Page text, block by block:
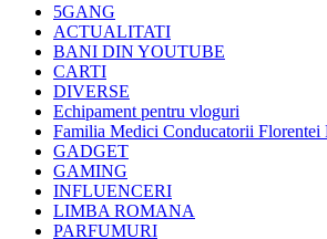
5GANG
ACTUALITATI
BANI DIN YOUTUBE
CARTI
DIVERSE
Echipament pentru vloguri
Familia Medici Conducatorii Florentei
GADGET
GAMING
INFLUENCERI
LIMBA ROMANA
PARFUMURI